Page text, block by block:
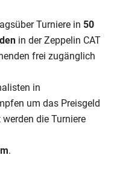
Turniere in 50
in der Zeppelin CAT
frei zugänglich
in
um das Preisgeld
die Turniere
.